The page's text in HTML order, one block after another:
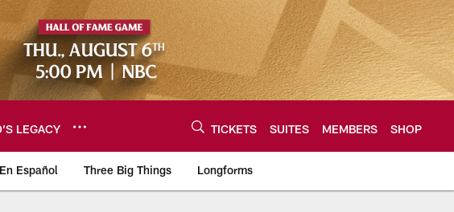
LEGACY TICKETS SUITES MEMBERS SHOP
Español Three Big Things Longforms